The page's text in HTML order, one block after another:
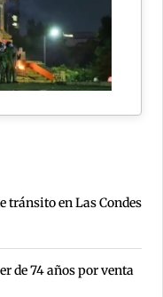
tránsito en Las Condes
de 74 años por venta